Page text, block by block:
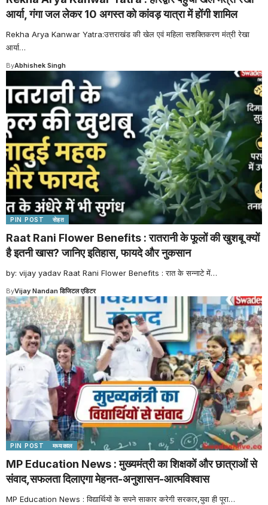
आर्या, गंगा जल लेकर 10 अगस्त को कांवड़ यात्रा में होंगी शामिल
Rekha Arya Kanwar Yatra:उत्तराखंड की खेल एवं महिला सशक्तिकरण मंत्री रेखा
आर्या…
ByAbhishek Singh
PIN POST सेहत
Raat Rani Flower Benefits : रातरानी के फूलों की खुशबू क्यों
है इतनी खास? जानिए इतिहास, फायदे और नुकसान
by: vijay yadav Raat Rani Flower Benefits : रात के सन्नाटे में…
ByVijay Nandan डिजिटल एडिटर
PIN POST मध्यकाल
MP Education News : मुख्यमंत्री का शिक्षकों और छात्राओं से
संवाद,सफलता दिलाएगा मेहनत-अनुशासन-आत्मविश्वास
MP Education News : विद्यार्थियों के सपने साकार करेगी सरकार,युवा ही पूरा…